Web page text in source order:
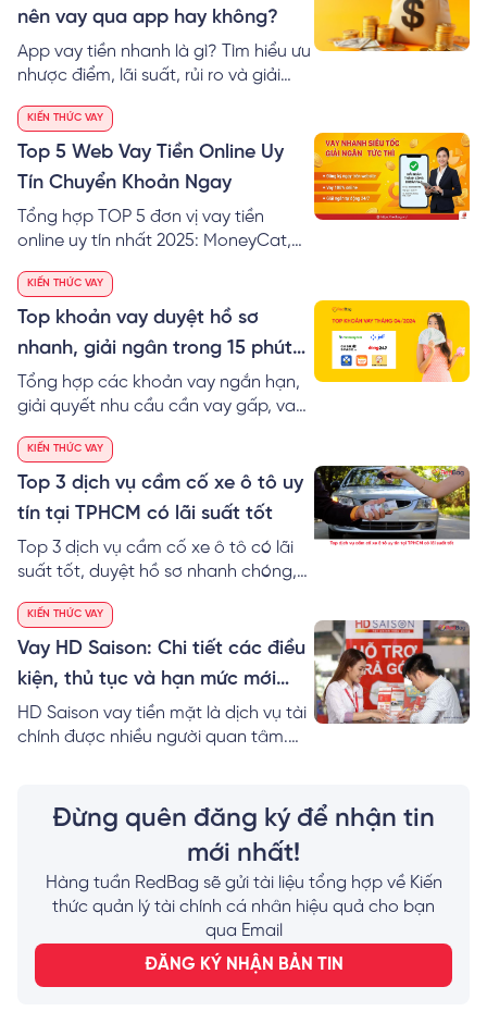
nên vay qua app hay không?
App vay tiền nhanh là gì? Tìm hiểu ưu
nhược điểm, lãi suất, rủi ro và giải
qua website thay vì tải app.
KIẾN THỨC VAY
Top 5 Web Vay Tiền Online Uy
Tín Chuyển Khoản Ngay
Tổng hợp TOP 5 đơn vị vay tiền
online uy tín nhất 2025: MoneyCat,
chỉ cần CMND/CCCD, hỗ trợ nợ xấu,
vay nhanh 500k - 10 triệu chuyển
khoản ngay trong ngày.
KIẾN THỨC VAY
Top khoản vay duyệt hồ sơ
nhanh, giải ngân trong 15 phút
tháng 04/2024
Tổng hợp các khoản vay ngắn hạn,
giải quyết nhu cầu cần vay gấp, vay
duyệt hồ sơ và giải ngân nhanh
chóng, không gọi điện người thân.
Hạn mức vay lên đến 10 triệu đồng.
KIẾN THỨC VAY
Top 3 dịch vụ cầm cố xe ô tô uy
tín tại TPHCM có lãi suất tốt
Top 3 dịch vụ cầm cố xe ô tô có lãi
suất tốt, duyệt hồ sơ nhanh chóng,
KIẾN THỨC VAY
Vay HD Saison: Chi tiết các điều
kiện, thủ tục và hạn mức mới
nhất
HD Saison vay tiền mặt là dịch vụ tài
chính được nhiều người quan tâm.
Đừng quên đăng ký để nhận tin
mới nhất!
Hàng tuần RedBag sẽ gửi tài liệu tổng hợp về Kiến
thức quản lý tài chính cá nhân hiệu quả cho bạn
qua Email
ĐĂNG KÝ NHẬN BẢN TIN